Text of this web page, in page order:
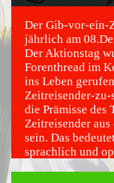
©
Der Gib-vor-ein-
jährlich am
Der Aktionstag
Forenthread im
ins Leben
Zeitreisender-zu-
die Prämisse des
Zeitreisender
sein. Das
sprachlich und